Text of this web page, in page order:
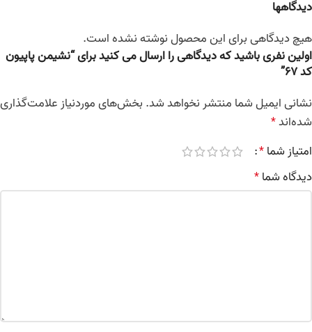
دیدگاهها
هیچ دیدگاهی برای این محصول نوشته نشده است.
اولین نفری باشید که دیدگاهی را ارسال می کنید برای “نشیمن پاپیون
کد 67”
نشانی ایمیل شما منتشر نخواهد شد. بخش‌های موردنیاز علامت‌گذاری
شده‌اند*
امتیاز شما*
دیدگاه شما*